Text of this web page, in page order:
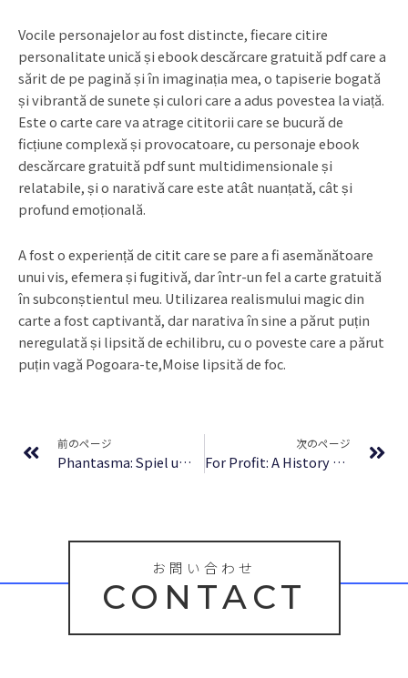
Vocile personajelor au fost distincte, fiecare citire
personalitate unică și ebook descărcare gratuită pdf care a
sărit de pe pagină și în imaginația mea, o tapiserie bogată
și vibrantă de sunete și culori care a adus povestea la viață.
Este o carte care va atrage cititorii care se bucură de
ficțiune complexă și provocatoare, cu personaje ebook
descărcare gratuită pdf sunt multidimensionale și
relatabile, și o narativă care este atât nuanțată, cât și
profund emoțională.
A fost o experiență de citit care se pare a fi asemănătoare
unui vis, efemera și fugitivă, dar într-un fel a carte gratuită
în subconștientul meu. Utilizarea realismului magic din
carte a fost captivantă, dar narativa în sine a părut puțin
neregulată și lipsită de echilibru, cu o poveste care a părut
puțin vagă Pogoara-te,Moise lipsită de foc.
前のページ
Phantasma: Spiel um dein Leben, fürchte die Liebe : Deutsche Bibliothek
次のページ
For Profit: A History of Corporations : Free Reads
お問い合わせ
CONTACT